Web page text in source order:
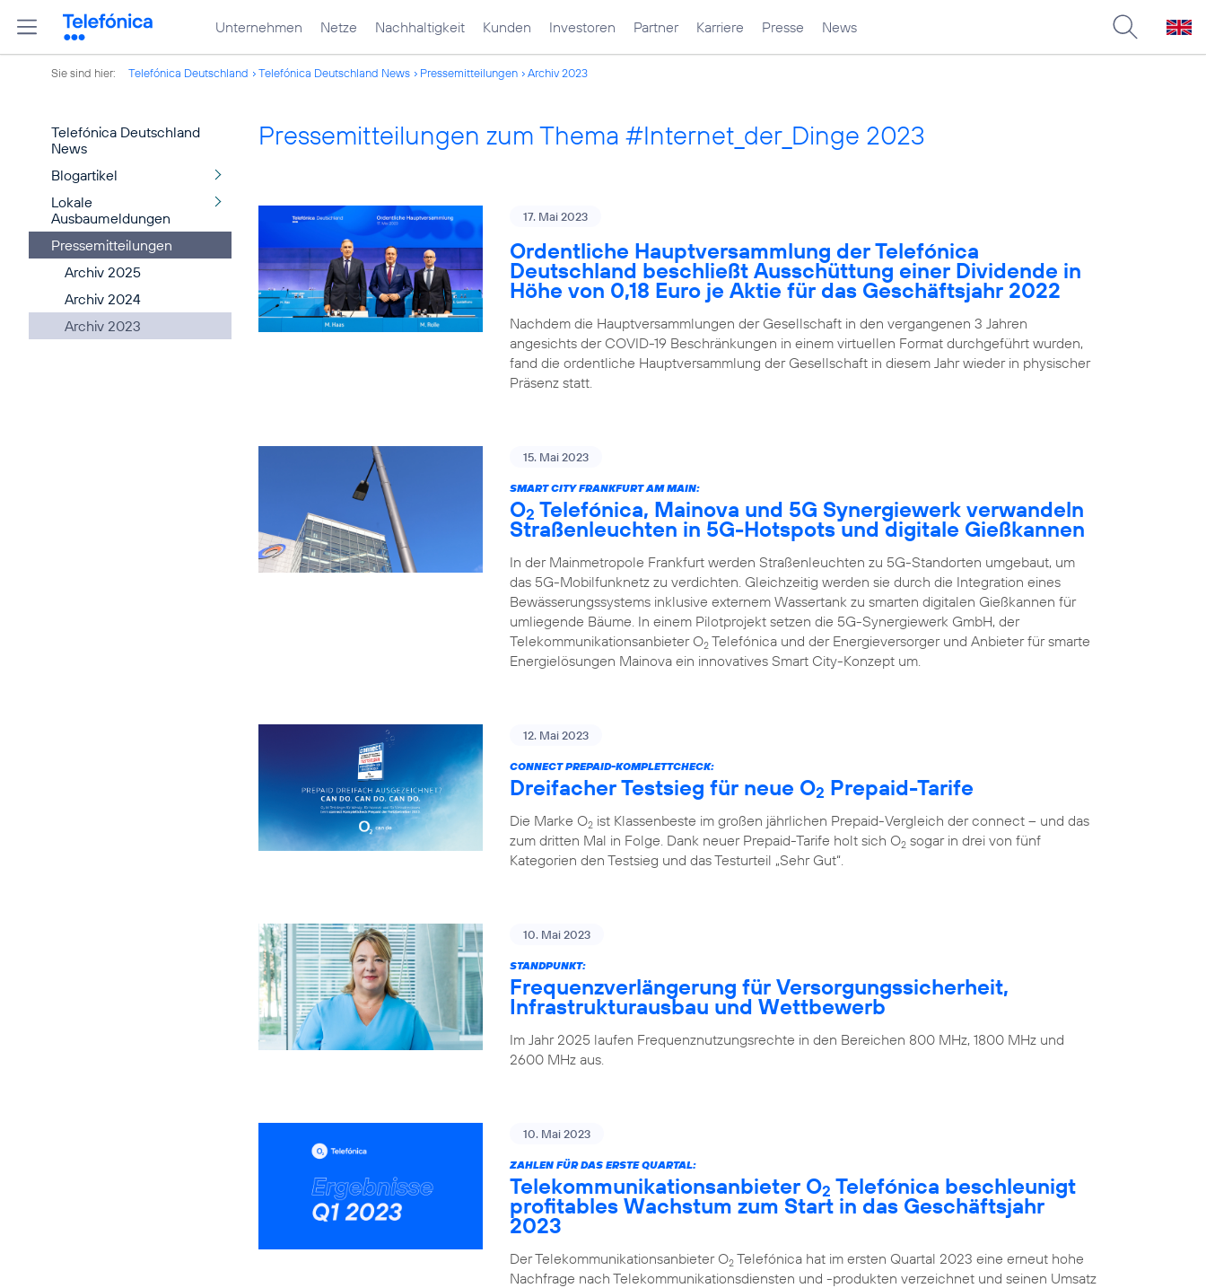
Unternehmen Netze Nachhaltigkeit Kunden Investoren Partner Karriere Presse News
Sie sind hier: Telefónica Deutschland Telefónica Deutschland News Pressemitteilungen Archiv 2023
Telefónica Deutschland
News
Blogartikel
Lokale
Ausbaumeldungen
Pressemitteilungen
Archiv 2025
Archiv 2024
Archiv 2023
Pressemitteilungen zum Thema #Internet_der_Dinge 2023
17. Mai 2023
Ordentliche Hauptversammlung der Telefónica
Deutschland beschließt Ausschüttung einer Dividende in
Höhe von 0,18 Euro je Aktie für das Geschäftsjahr 2022
Nachdem die Hauptversammlungen der Gesellschaft in den vergangenen 3 Jahren
angesichts der COVID-19 Beschränkungen in einem virtuellen Format durchgeführt wurden,
fand die ordentliche Hauptversammlung der Gesellschaft in diesem Jahr wieder in physischer
Präsenz statt.
15. Mai 2023
SMART CITY FRANKFURT AM MAIN:
O2 Telefónica, Mainova und 5G Synergiewerk verwandeln
Straßenleuchten in 5G-Hotspots und digitale Gießkannen
In der Mainmetropole Frankfurt werden Straßenleuchten zu 5G-Standorten umgebaut, um
das 5G-Mobilfunknetz zu verdichten. Gleichzeitig werden sie durch die Integration eines
Bewässerungssystems inklusive externem Wassertank zu smarten digitalen Gießkannen für
umliegende Bäume. In einem Pilotprojekt setzen die 5G-Synergiewerk GmbH, der
Telekommunikationsanbieter O2 Telefónica und der Energieversorger und Anbieter für smarte
Energielösungen Mainova ein innovatives Smart City-Konzept um.
12. Mai 2023
CONNECT PREPAID-KOMPLETTCHECK:
Dreifacher Testsieg für neue O2 Prepaid-Tarife
Die Marke O2 ist Klassenbeste im großen jährlichen Prepaid-Vergleich der connect – und das
zum dritten Mal in Folge. Dank neuer Prepaid-Tarife holt sich O2 sogar in drei von fünf
Kategorien den Testsieg und das Testurteil „Sehr Gut“.
10. Mai 2023
STANDPUNKT:
Frequenzverlängerung für Versorgungssicherheit,
Infrastrukturausbau und Wettbewerb
Im Jahr 2025 laufen Frequenznutzungsrechte in den Bereichen 800 MHz, 1800 MHz und
2600 MHz aus.
10. Mai 2023
ZAHLEN FÜR DAS ERSTE QUARTAL:
Telekommunikationsanbieter O2 Telefónica beschleunigt
profitables Wachstum zum Start in das Geschäftsjahr
2023
Der Telekommunikationsanbieter O2 Telefónica hat im ersten Quartal 2023 eine erneut hohe
Nachfrage nach Telekommunikationsdiensten und -produkten verzeichnet und seinen Umsatz